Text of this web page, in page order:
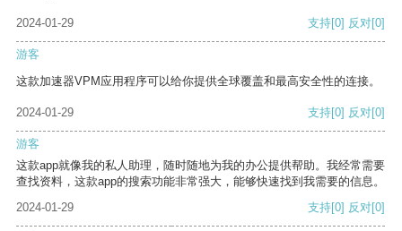
2024-01-29 支持[0] 反对[0]
游客
这款加速器VPM应用程序可以给你提供全球覆盖和最高安全性的连接。
2024-01-29 支持[0] 反对[0]
游客
这款app就像我的私人助理，随时随地为我的办公提供帮助。我经常需要
查找资料，这款app的搜索功能非常强大，能够快速找到我需要的信息。
2024-01-29
支持[0] 反对[0]